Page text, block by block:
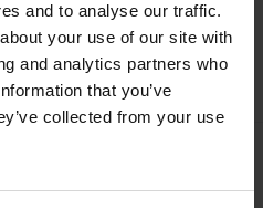
and to analyse our traffic.
your use of our site with
and analytics partners who
that you’ve
collected from your use